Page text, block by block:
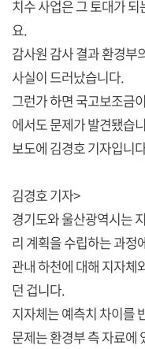
치수 사업은 그 토대가
요.
감사원 감사 결과 환경부
사실이 드러났습니다.
그런가 하면 국고보조금
에서도 문제가 발견됐습
보도에 김경호 기자입니
김경호 기자>
경기도와 울산광역시는
리 계획을 수립하는 과정
관내 하천에 대해 지자체
던 겁니다.
지자체는 예측치 차이를
문제는 환경부 측 자료에